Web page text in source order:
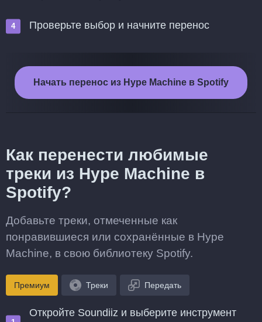
Проверьте выбор и начните перенос
Начать перенос из Hype Machine в Spotify
Как перенести любимые
треки из Hype Machine в
Spotify?
Добавьте треки, отмеченные как
понравившиеся или сохранённые в Hype
Machine, в свою библиотеку Spotify.
Премиум Треки Передать
Откройте Soundiiz и выберите инструмент